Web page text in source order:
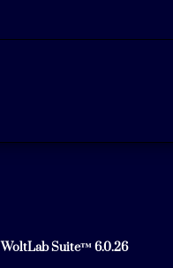
WoltLab Suite™ 6.0.26